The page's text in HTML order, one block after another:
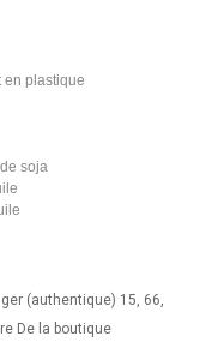
en plastique
soja
(authentique) 15, 66,
De la boutique